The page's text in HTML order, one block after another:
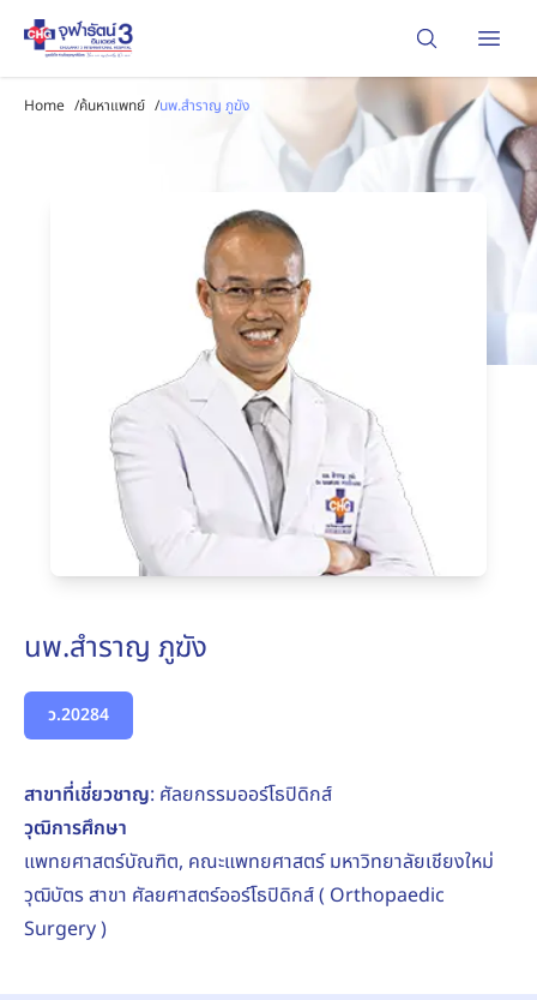
Home /ค้นหาแพทย์ /นพ.สำราญ ภูฆัง
นพ.สำราญ ภูฆัง
ว.20284
สาขาที่เชี่ยวชาญ: ศัลยกรรมออร์โธปิดิกส์
วุฒิการศึกษา
แพทยศาสตร์บัณฑิต, คณะแพทยศาสตร์ มหาวิทยาลัยเชียงใหม่
วุฒิบัตร สาขา ศัลยศาสตร์ออร์โธปิดิกส์ ( Orthopaedic
Surgery )